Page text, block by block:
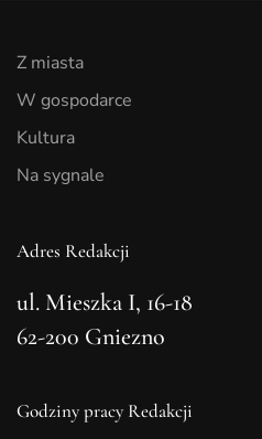
Z miasta
W gospodarce
Kultura
Na sygnale
Adres Redakcji
ul. Mieszka I, 16-18
62-200 Gniezno
Godziny pracy Redakcji